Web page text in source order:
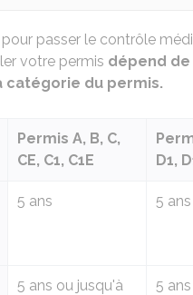
pour passer le contrôle
votre permis dépend
catégorie du permis.
Permis A, B, C,
CE, C1, C1E
D1,
5 ans 5 ans
5 ans ou jusqu'à
5